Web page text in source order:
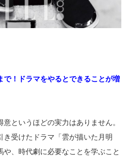
で！ドラマをやるとできることが増
というほどの実力はありません。
き受けたドラマ「雲が描いた月明
や、時代劇に必要なことを学ぶこと